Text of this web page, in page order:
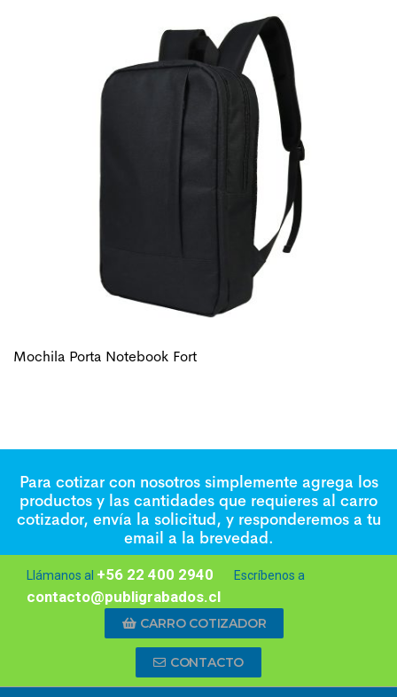
Mochila Porta Notebook Fort
Para cotizar con nosotros simplemente agrega los
productos y las cantidades que requieres al carro
cotizador, envía la solicitud, y responderemos a tu
email a la brevedad.
Llámanos al +56 22 400 2940 Escríbenos a
contacto@publigrabados.cl
CARRO COTIZADOR
CONTACTO